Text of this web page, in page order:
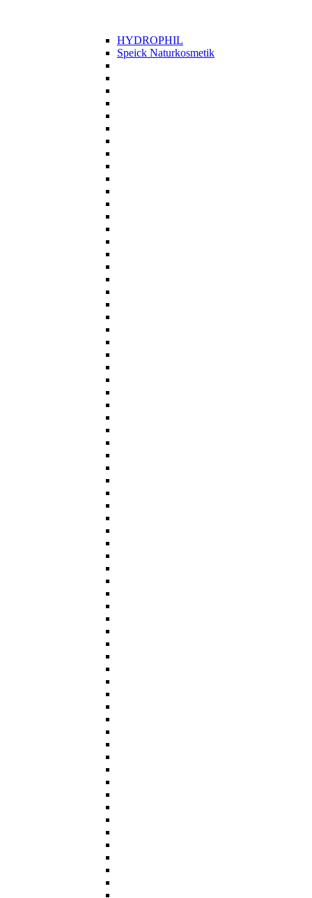
HYDROPHIL
Speick Naturkosmetik